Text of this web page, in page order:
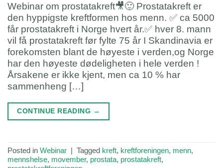
Webinar om prostatakreft🎥🙂 Prostatakreft er
den hyppigste kreftformen hos menn. ✅ ca 5000
får prostatakreft i Norge hvert år.✅ hver 8. mann
vil få prostatakreft før fylte 75 år I Skandinavia er
forekomsten blant de høyeste i verden,og Norge
har den høyeste dødeligheten i hele verden !
Årsakene er ikke kjent, men ca 10 % har
sammenheng […]
CONTINUE READING →
Posted in Webinar | Tagged kreft, kreftforeningen, menn,
mennshelse, movember, prostata, prostatakreft,